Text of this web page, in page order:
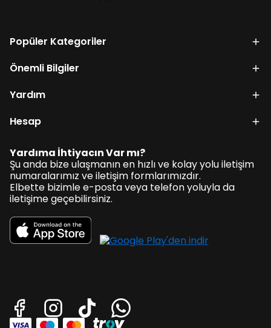
Popüler Kategoriler
Önemli Bilgiler
Yardım
Hesap
Yardıma İhtiyacın Var mı?
Şu anda bize ulaşmanın en hızlı ve kolay yolu iletişim
numaralarımız ve iletişim formlarımızdır.
Elbette bizimle e-posta veya telefon yoluyla da
iletişime geçebilirsiniz.